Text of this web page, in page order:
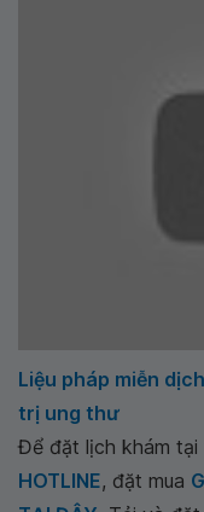
Liệu pháp miễn
trị ung thư
Để đặt lịch khám tại
HOTLINE, đặt mua